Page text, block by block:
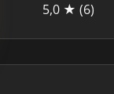
5,0 ★ (6)